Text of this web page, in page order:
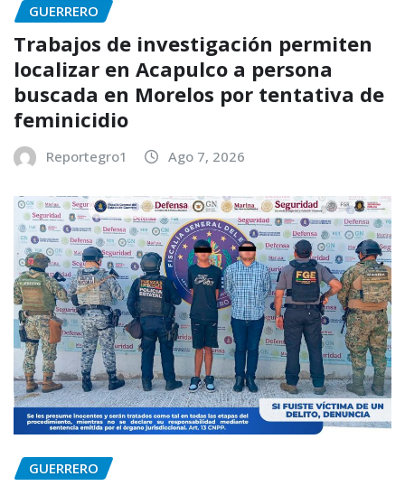
GUERRERO
Trabajos de investigación permiten
localizar en Acapulco a persona
buscada en Morelos por tentativa de
feminicidio
Reportegro1 Ago 7, 2026
GUERRERO